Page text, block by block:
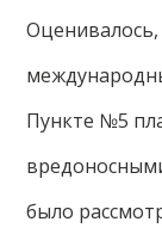
Пункте №5
было